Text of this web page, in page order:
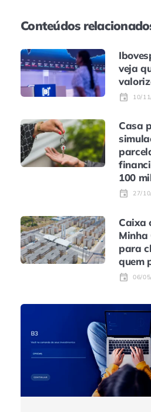
Conteúdos
veja
10/
Casa
100
27/
Caixa
Minha
para
quem
06/